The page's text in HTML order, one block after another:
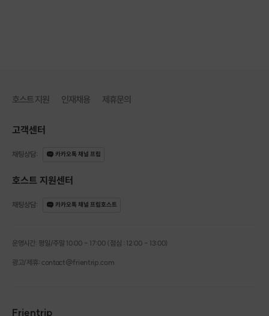
측정하고 분석하는 서비스 입니다.
◆ 심리검사는 온라인으로 진행될 예정이며 측정 후, 서비스
옵션에 따라 결과해석 영상(20분) / 결과해석+ 보완해야 할 요
제공될 예정입니다.
호스트 지원 인재채용 제휴문의
고객센터
채팅상담: 카카오톡 채널 프립
호스트 지원센터
채팅상담: 카카오톡 채널 프립호스트
운영시간: 평일/주말 10:00 - 17:00 (점심 : 12:00 - 13:00)
광고/제휴: contact@frientrip.com
Frientrip